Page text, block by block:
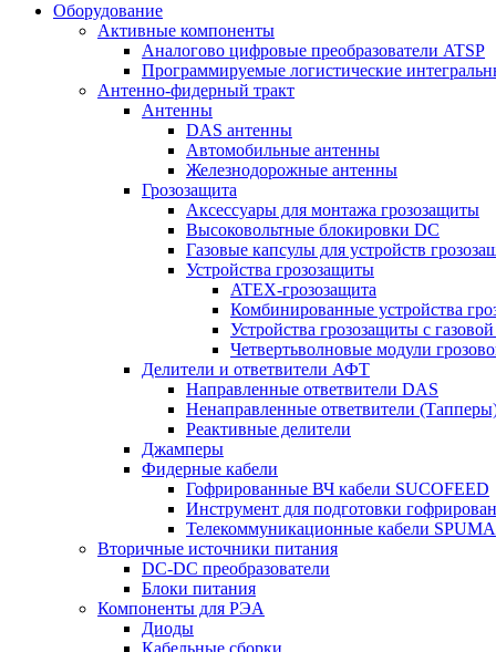
Оборудование
Активные компоненты
Аналогово цифровые преобразователи ATSP
Программируемые логистические
Антенно-фидерный тракт
Антенны
DAS антенны
Автомобильные антенны
Железнодорожные антенны
Грозозащита
Аксессуары для монтажа грозозащиты
Высоковольтные блокировки DC
Газовые капсулы для устройств
Устройства грозозащиты
ATEX-грозозащита
Комбинированные устройства
Устройства грозозащиты с
Четвертьволновые модули
Делители и ответвители АФТ
Направленные ответвители DAS
Ненаправленные ответвители
Реактивные делители
Джамперы
Фидерные кабели
Гофрированные ВЧ кабели SUCOFEED
Инструмент для подготовки
Телекоммуникационные кабели SPUMA
Вторичные источники питания
DC-DC преобразователи
Блоки питания
Компоненты для РЭА
Диоды
Кабельные сборки